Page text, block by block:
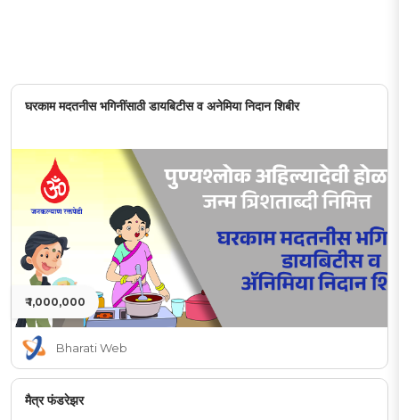
घरकाम मदतनीस भगिनींसाठी डायबिटीस व अनेमिया निदान शिबीर
₹ 1,000,000
Bharati Web
मैत्र फंडरेझर